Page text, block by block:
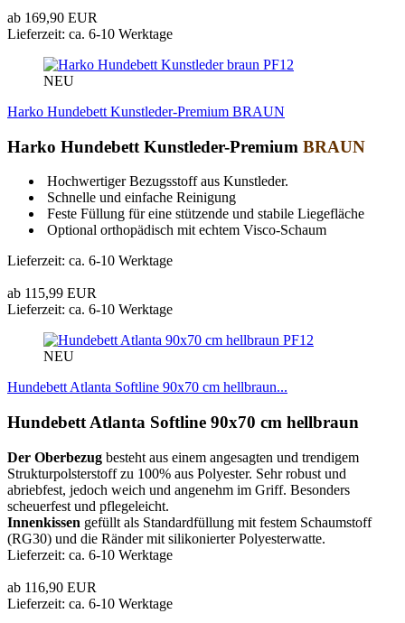
ab 169,90 EUR
Lieferzeit: ca. 6-10 Werktage
PF12
NEU
Harko Hundebett Kunstleder-Premium BRAUN
Harko Hundebett Kunstleder-Premium BRAUN
Hochwertiger Bezugsstoff aus Kunstleder.
Schnelle und einfache Reinigung
Feste Füllung für eine stützende und stabile Liegefläche
Optional orthopädisch mit echtem Visco-Schaum
Lieferzeit: ca. 6-10 Werktage
ab 115,99 EUR
Lieferzeit: ca. 6-10 Werktage
PF12
NEU
Hundebett Atlanta Softline 90x70 cm hellbraun...
Hundebett Atlanta Softline 90x70 cm hellbraun
Der Oberbezug besteht aus einem angesagten und trendigem
Strukturpolsterstoff zu 100% aus Polyester. Sehr robust und
abriebfest, jedoch weich und angenehm im Griff. Besonders
scheuerfest und pflegeleicht.
Innenkissen gefüllt als Standardfüllung mit festem Schaumstoff
(RG30) und die Ränder mit silikonierter Polyesterwatte.
Lieferzeit: ca. 6-10 Werktage
ab 116,90 EUR
Lieferzeit: ca. 6-10 Werktage